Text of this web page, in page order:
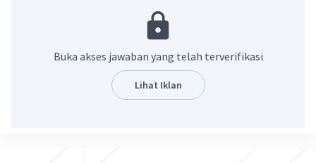
Buka akses jawaban yang telah terverifikasi
Lihat Iklan